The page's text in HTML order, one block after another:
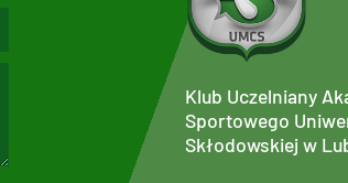
Klub Uczelniany
Sportowego
Skłodowskiej w